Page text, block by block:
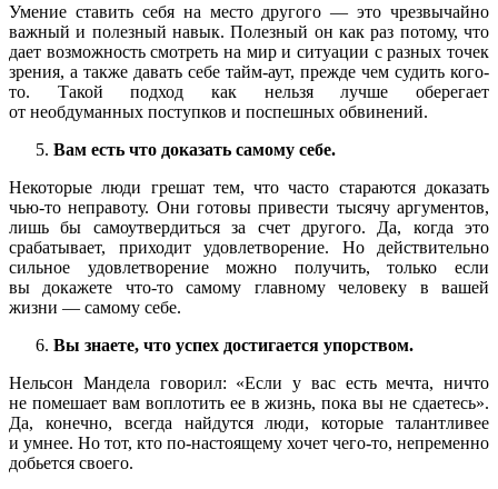
Умение ставить себя на место другого — это чрезвычайно
важный и полезный навык. Полезный он как раз потому, что
дает возможность смотреть на мир и ситуации с разных точек
зрения, а также давать себе тайм-аут, прежде чем судить кого-
то. Такой подход как нельзя лучше оберегает
от необдуманных поступков и поспешных обвинений.
Вам есть что доказать самому себе.
Некоторые люди грешат тем, что часто стараются доказать
чью-то неправоту. Они готовы привести тысячу аргументов,
лишь бы самоутвердиться за счет другого. Да, когда это
срабатывает, приходит удовлетворение. Но действительно
сильное удовлетворение можно получить, только если
вы докажете что-то самому главному человеку в вашей
жизни — самому себе.
Вы знаете, что успех достигается упорством.
Нельсон Мандела говорил: «Если у вас есть мечта, ничто
не помешает вам воплотить ее в жизнь, пока вы не сдаетесь».
Да, конечно, всегда найдутся люди, которые талантливее
и умнее. Но тот, кто по-настоящему хочет чего-то, непременно
добьется своего.